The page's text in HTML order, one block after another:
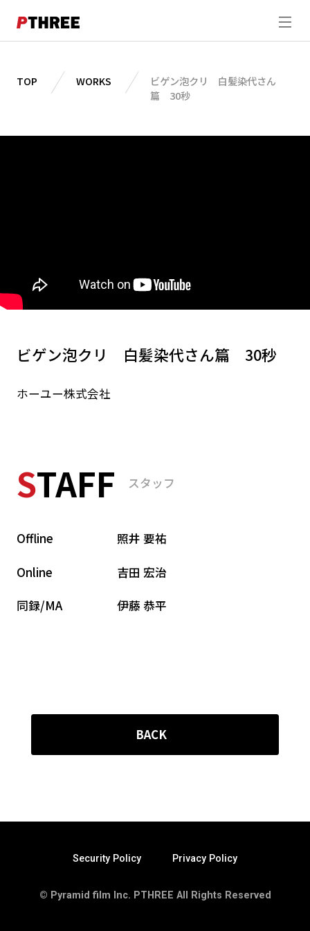
NEWS
TOP WORKS
ビゲン泡クリ 白髪染代さん
篇 30秒
ビゲン泡クリ 白髪染代さん篇 30秒
ホーユー株式会社
STAFF スタッフ
Offline 照井 要祐
Online 吉田 宏治
同録/MA 伊藤 恭平
BACK
Security Policy Privacy Policy
© Pyramid film Inc. PTHREE All Rights Reserved